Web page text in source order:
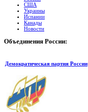
США
Украины
Испании
Канады
Новости
Объединения России:
Демократическая партия России